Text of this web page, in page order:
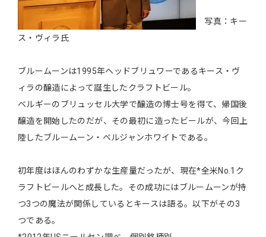
写真：キー
ス・ヴィラ氏
ブルームーンは1995年ヘッドブリュワーであるキース・ヴ
ィラの醸造によって誕生したクラフトビール。
ベルギーのブリュッセル大学で醸造の博士号を得て、帰国後
醸造を開始したのだが、その最初に造ったビールが、今回上
陸したブルームーン・ベルジャンホワイトである。
初年度はほんのわずかな生産量だったが、現在*全米No.1ク
ラフトビールへと成長した。その成功にはブルームーンが持
つ3つの魔法が関係しているとキースは語る。以下がその3
つである。